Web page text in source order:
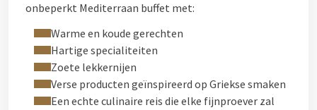
onbeperkt Mediterraan buffet met:
Warme en koude gerechten
Hartige specialiteiten
Zoete lekkernijen
Verse producten geïnspireerd op Griekse smaken
Een echte culinaire reis die elke fijnproever zal